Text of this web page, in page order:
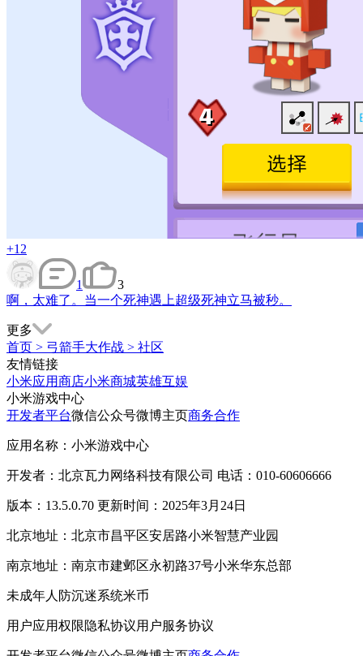
+12
1
3
啊，太难了。当一个死神遇上超级死神立马被秒。
更多
首页 > 弓箭手大作战 > 社区
友情链接
小米应用商店小米商城英雄互娱
小米游戏中心
开发者平台微信公众号微博主页商务合作
应用名称：小米游戏中心
开发者：北京瓦力网络科技有限公司 电话：010-60606666
版本：13.5.0.70 更新时间：2025年3月24日
北京地址：北京市昌平区安居路小米智慧产业园
南京地址：南京市建邺区永初路37号小米华东总部
未成年人防沉迷系统米币
用户应用权限隐私协议用户服务协议